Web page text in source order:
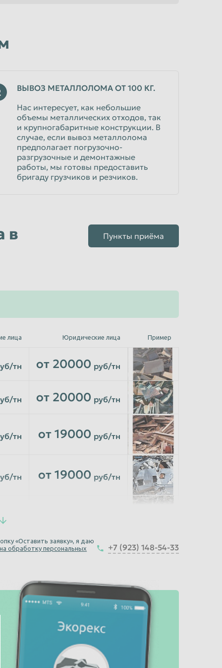
ВЫВОЗ МЕТАЛЛОЛОМА ОТ 100 КГ.
Нас интересует, как небольшие
объемы металлических отходов, так
и крупногабаритные конструкции. В
случае, если вывоз металлолома
предполагает погрузочно-
разгрузочные и демонтажные
работы, мы готовы предоставить
бригаду грузчиков и резчиков.
в
Пункты приёма
лица Юридические лица Пример
тн от 20000 руб/тн
тн от 20000 руб/тн
тн от 19000 руб/тн
тн от 19000 руб/тн
тн от 7000 руб/тн
руб/тн от 20500 руб/тн
руб/тн от 20500
«Оставить заявку», я даю
обработку персональных
+7 (923) 148-54-33